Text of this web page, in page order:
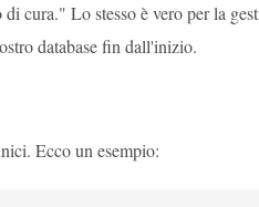
cura." Lo stesso è vero per la
database fin dall'inizio.
Ecco un esempio: